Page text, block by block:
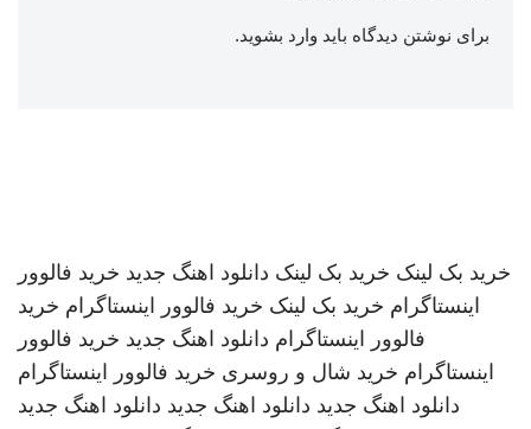
برای نوشتن دیدگاه باید وارد بشوید.
خرید بک لینک خرید بک لینک دانلود اهنگ جدید خرید فالوور
اینستاگرام خرید بک لینک خرید فالوور اینستاگرام خرید
فالوور اینستاگرام دانلود اهنگ جدید خرید فالوور
اینستاگرام خرید شال و روسری خرید فالوور اینستاگرام
دانلود اهنگ جدید دانلود اهنگ جدید دانلود اهنگ جدید